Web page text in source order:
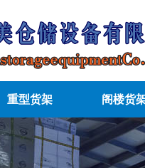
重型货架 阁楼货